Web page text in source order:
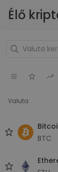
Élő
Valuta
BTC